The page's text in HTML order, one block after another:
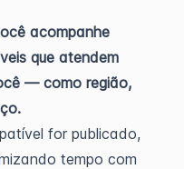
acompanhe
que atendem
— como região,
for publicado,
tempo com